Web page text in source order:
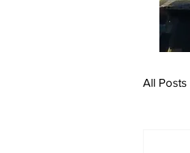
All Posts